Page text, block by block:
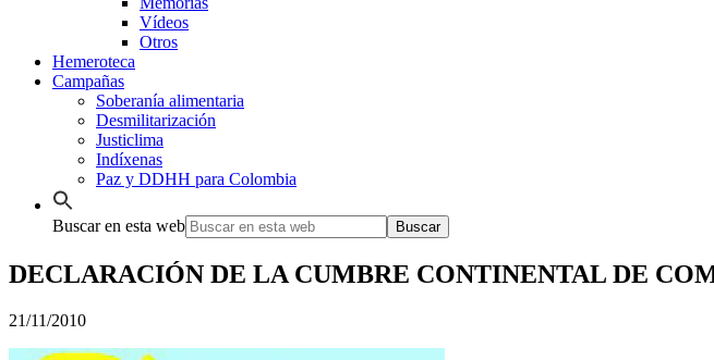
Vídeos
Otros
Hemeroteca
Campañas
Soberanía alimentaria
Desmilitarización
Justiclima
Indíxenas
Paz y DDHH para Colombia
Buscar en esta web
DECLARACIÓN DE LA CUMBRE CONTINENTAL DE
21/11/2010